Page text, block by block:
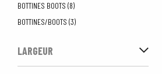
BOTTINES BOOTS (8)
BOTTINES/BOOTS (3)
LARGEUR